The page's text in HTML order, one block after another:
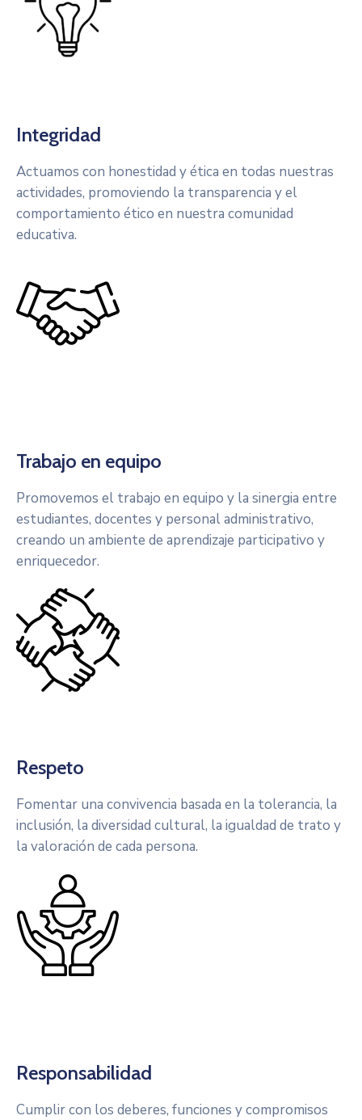
Integridad
Actuamos con honestidad y ética en todas nuestras
actividades, promoviendo la transparencia y el
comportamiento ético en nuestra comunidad
educativa.
Trabajo en equipo
Promovemos el trabajo en equipo y la sinergia entre
estudiantes, docentes y personal administrativo,
creando un ambiente de aprendizaje participativo y
enriquecedor.
Respeto
Fomentar una convivencia basada en la tolerancia, la
inclusión, la diversidad cultural, la igualdad de trato y
la valoración de cada persona.
Responsabilidad
Cumplir con los deberes, funciones y compromisos